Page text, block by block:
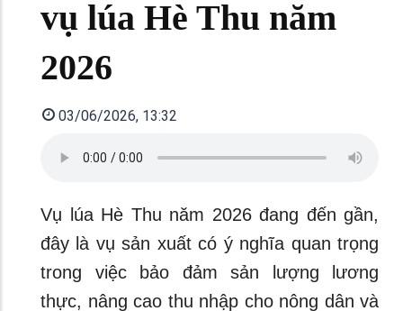
vụ lúa Hè Thu năm
2026
03/06/2026, 13:32
Vụ lúa Hè Thu năm 2026 đang đến gần,
đây là vụ sản xuất có ý nghĩa quan trọng
trong việc bảo đảm sản lượng lương
thực, nâng cao thu nhập cho nông dân và